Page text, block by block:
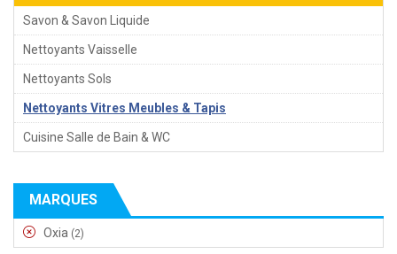
Savon & Savon Liquide
Nettoyants Vaisselle
Nettoyants Sols
Nettoyants Vitres Meubles & Tapis
Cuisine Salle de Bain & WC
MARQUES
Oxia (2)